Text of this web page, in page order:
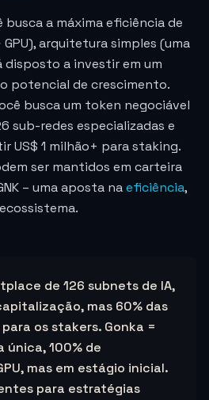
busca a máxima eficiência de
arquitetura simples (uma
disposto a investir em um
potencial de crescimento.
busca um token negociável
sub-redes especializadas e
US$ 1 milhão+ para staking.
ser mantidos em carteira
– uma aposta naeficiência,
de 126 subnets de IA,
mas 60% das
os stakers. Gonka =
100% de
mas em estágio inicial.
para estratégias